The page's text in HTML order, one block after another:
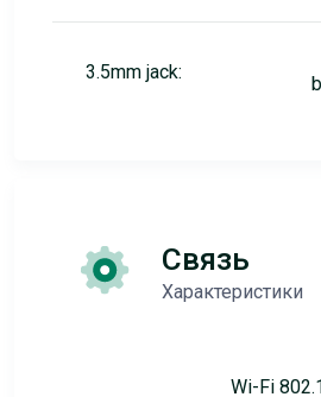
3.5mm jack:
Связь
Характеристики
Wi-Fi